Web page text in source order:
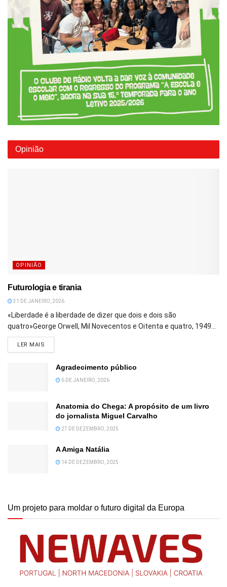
Opinião
OPINIÃO
Futurologia e tirania
31 DE JANEIRO, 2026
«Liberdade é a liberdade de dizer que dois e dois são
quatro»George Orwell, Mil Novecentos e Oitenta e quatro, 1949...
LER MAIS
Agradecimento público
6 DE JANEIRO, 2026
Anatomia do Chega: A propósito de um livro
do jornalista Miguel Carvalho
27 DE DEZEMBRO, 2025
A Amiga Natália
14 DE DEZEMBRO, 2025
Um projeto para moldar o futuro digital da Europa